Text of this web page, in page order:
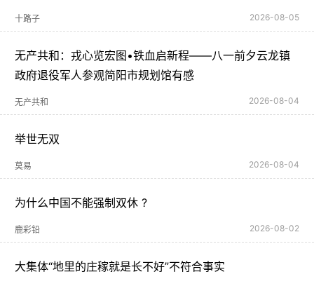
十路子 2026-08-05
无产共和：戎心览宏图•铁血启新程——八一前夕云龙镇
政府退役军人参观简阳市规划馆有感
无产共和 2026-08-04
举世无双
莫易 2026-08-04
为什么中国不能强制双休 ?
鹿彩铅 2026-08-02
大集体“地里的庄稼就是长不好”不符合事实